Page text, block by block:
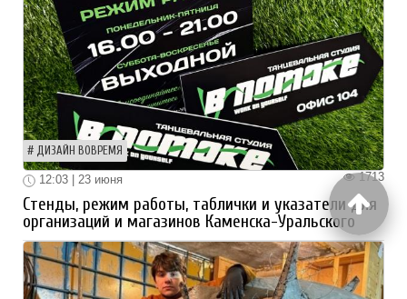
ДИЗАЙН ВОВРЕМЯ
1713
12:03 | 23 июня
Стенды, режим работы, таблички и указатели для
организаций и магазинов Каменска-Уральского